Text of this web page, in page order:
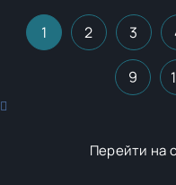
1 2 3
9
Перейти на